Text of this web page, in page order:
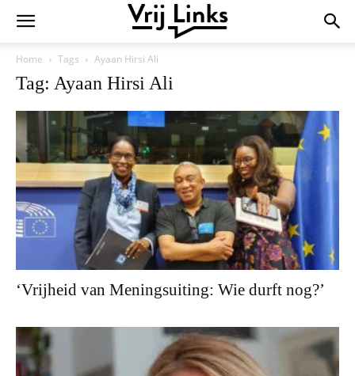
Home Tags Ayaan Hirsi Ali
Tag: Ayaan Hirsi Ali
‘Vrijheid van Meningsuiting: Wie durft nog?’